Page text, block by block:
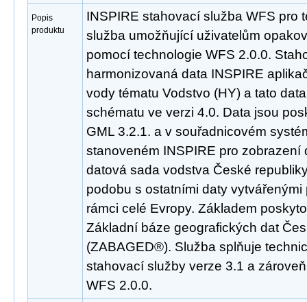
Popis
produktu
INSPIRE stahovací služba WFS pro
služba umožňující uživatelům
pomocí technologie WFS 2.0.0.
harmonizovaná data INSPIRE
vody tématu Vodstvo (HY) a tato
schématu ve verzi 4.0. Data jsou
GML 3.2.1. a v souřadnicovém
stanoveném INSPIRE pro zobrazení
datová sada vodstva České
podobu s ostatními daty vytvářenými
rámci celé Evropy. Základem
Základní báze geografických dat
(ZABAGED®). Služba splňuje
stahovací služby verze 3.1 a
WFS 2.0.0.